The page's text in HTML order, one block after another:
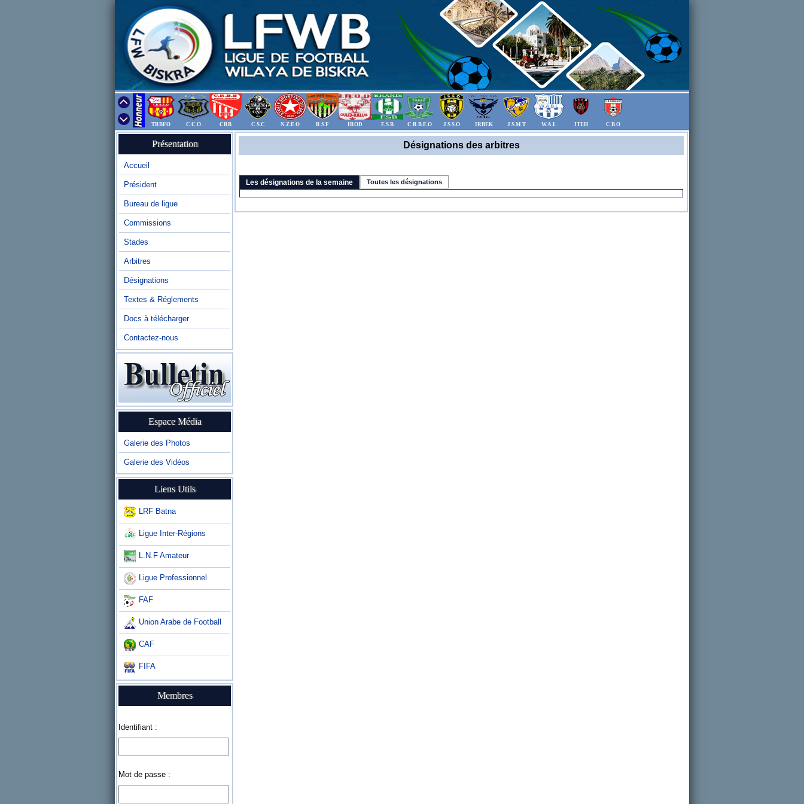
TRBEO C.C.O CRB C.S.C N.Z.E.O R.S.F IROD E.S.B C.R.B.E.O J.S.S.O IRBEK J.S.M.T W.A.L JTEH C.B.O
Présentation
Accueil
Président
Bureau de ligue
Commissions
Stades
Arbitres
Désignations
Textes & Réglements
Docs à télécharger
Contactez-nous
Espace Média
Galerie des Photos
Galerie des Vidéos
Liens Utils
LRF Batna
Ligue Inter-Régions
L.N.F Amateur
Ligue Professionnel
FAF
Union Arabe de Football
CAF
FIFA
Membres
Identifiant :
Mot de passe :
Désignations des arbitres
Les désignations de la semaine Toutes les désignations